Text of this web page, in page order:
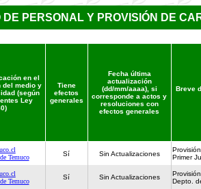
PERSONAL Y PROVISIÓN DE
en el
del medio y
(según
Ley
Tiene
efectos
generales
Fecha última
actualización
(dd/mm/aaaa), si
corresponde a actos y
resoluciones con
efectos generales
Breve
Temuco
Sí Sin Actualizaciones
Primer
Temuco
Sí Sin Actualizaciones
Depto.